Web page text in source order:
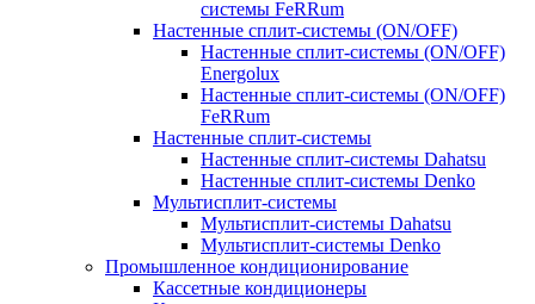
системы FeRRum
Настенные сплит-системы (ON/OFF)
Настенные сплит-системы (ON/OFF)
Energolux
Настенные сплит-системы (ON/OFF)
FeRRum
Настенные сплит-системы
Настенные сплит-системы Dahatsu
Настенные сплит-системы Denko
Мультисплит-системы
Мультисплит-системы Dahatsu
Мультисплит-системы Denko
Промышленное кондиционирование
Кассетные кондиционеры